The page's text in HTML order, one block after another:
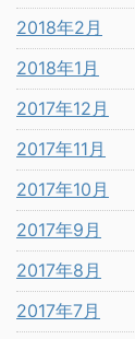
2018年2月
2018年1月
2017年12月
2017年11月
2017年10月
2017年9月
2017年8月
2017年7月